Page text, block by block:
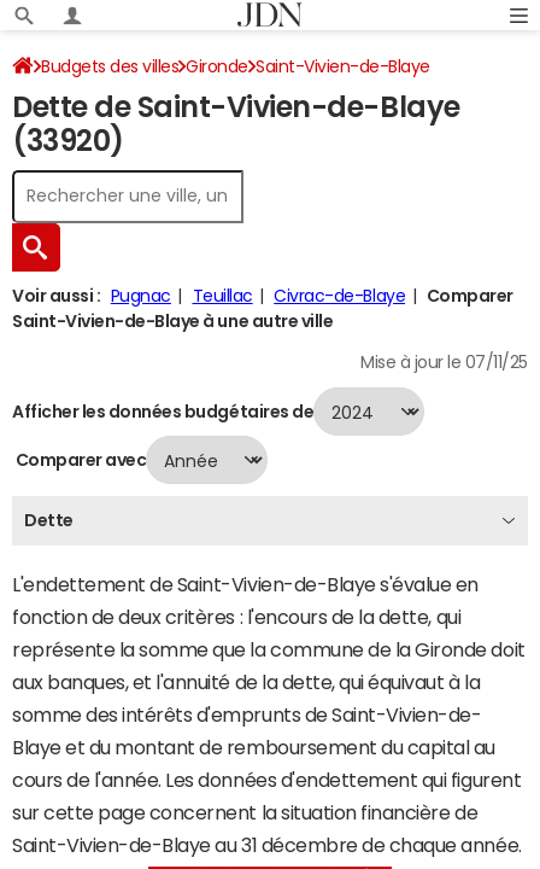
Budgets des villes Gironde Saint-Vivien-de-Blaye
Dette au 31/12/2024
Dette de Saint-Vivien-de-Blaye
(33920)
Voir aussi : Pugnac Teuillac Civrac-de-Blaye
Comparer
Saint-Vivien-de-Blaye à une autre ville
Mise à jour le 07/11/25
Afficher les données budgétaires de
Comparer avec
Dette
L'endettement de Saint-Vivien-de-Blaye s'évalue en
fonction de deux critères : l'encours de la dette, qui
représente la somme que la commune de la Gironde doit
aux banques, et l'annuité de la dette, qui équivaut à la
somme des intérêts d'emprunts de Saint-Vivien-de-
Blaye et du montant de remboursement du capital au
cours de l'année. Les données d'endettement qui figurent
sur cette page concernent la situation financière de
Saint-Vivien-de-Blaye au 31 décembre de chaque année.